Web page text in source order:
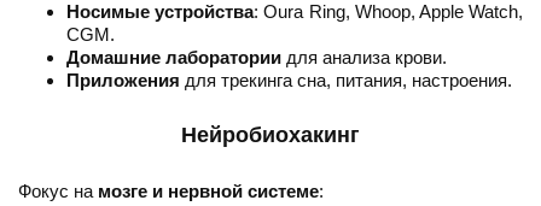
Носимые устройства: Oura Ring, Whoop, Apple Watch,
CGM.
Домашние лаборатории для анализа крови.
Приложения для трекинга сна, питания, настроения.
Нейробиохакинг
Фокус на мозге и нервной системе: